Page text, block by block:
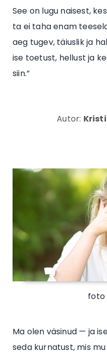
See on lugu naisest,
ta ei taha enam
aeg tugev, täiuslik ja
ise toetust, hellust ja
siin.”
Autor: Kristi
foto
Ma olen väsinud — ja
seda kurnatust, mis